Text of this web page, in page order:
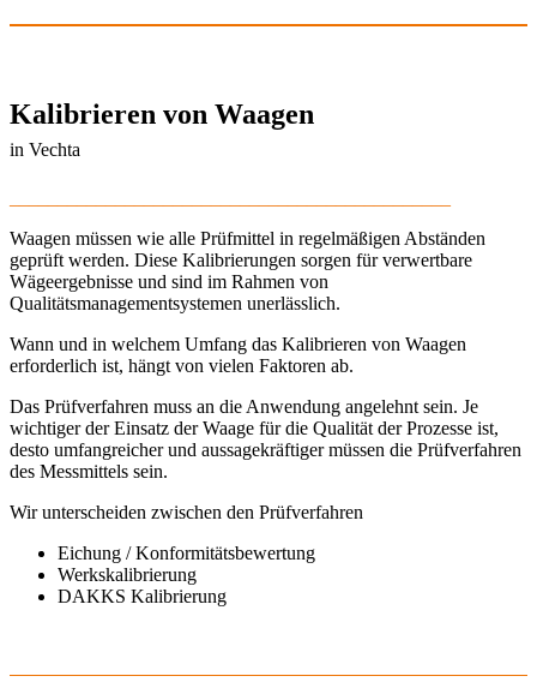
Kalibrieren von Waagen
in Vechta
Waagen müssen wie alle Prüfmittel in regelmäßigen Abständen
geprüft werden. Diese Kalibrierungen sorgen für verwertbare
Wägeergebnisse und sind im Rahmen von
Qualitätsmanagementsystemen unerlässlich.
Wann und in welchem Umfang das Kalibrieren von Waagen
erforderlich ist, hängt von vielen Faktoren ab.
Das Prüfverfahren muss an die Anwendung angelehnt sein. Je
wichtiger der Einsatz der Waage für die Qualität der Prozesse ist,
desto umfangreicher und aussagekräftiger müssen die Prüfverfahren
des Messmittels sein.
Wir unterscheiden zwischen den Prüfverfahren
Eichung / Konformitätsbewertung
Werkskalibrierung
DAKKS Kalibrierung